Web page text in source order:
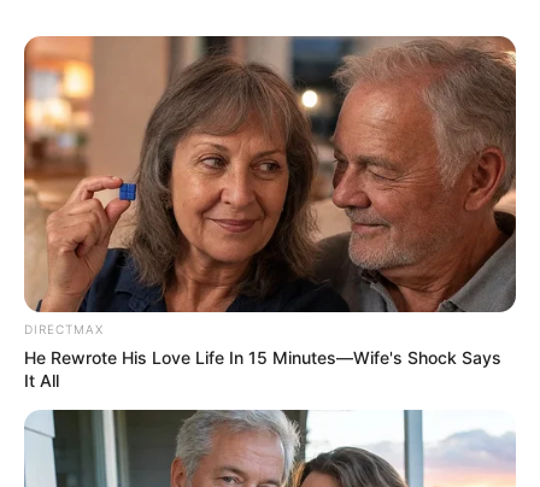
DIRECTMAX
He Rewrote His Love Life In 15 Minutes—Wife's Shock Says
It All